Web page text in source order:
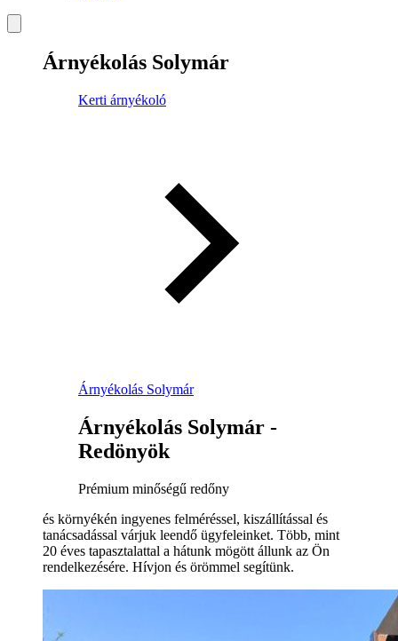
Árnyékolás Solymár
Kerti árnyékoló
Árnyékolás Solymár
Árnyékolás Solymár -
Redönyök
Prémium minőségű redőny
és környékén ingyenes felméréssel, kiszállítással és
tanácsadással várjuk leendő ügyfeleinket. Több, mint
20 éves tapasztalattal a hátunk mögött állunk az Ön
rendelkezésére. Hívjon és örömmel segítünk.